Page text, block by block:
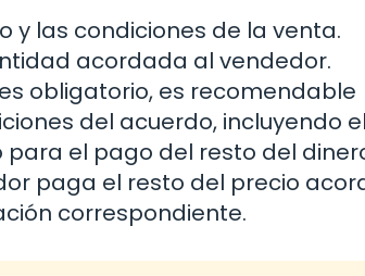
y las condiciones de la venta.
acordada al vendedor.
obligatorio, es recomendable
del acuerdo, incluyendo el
el pago del resto del
paga el resto del precio
correspondiente.